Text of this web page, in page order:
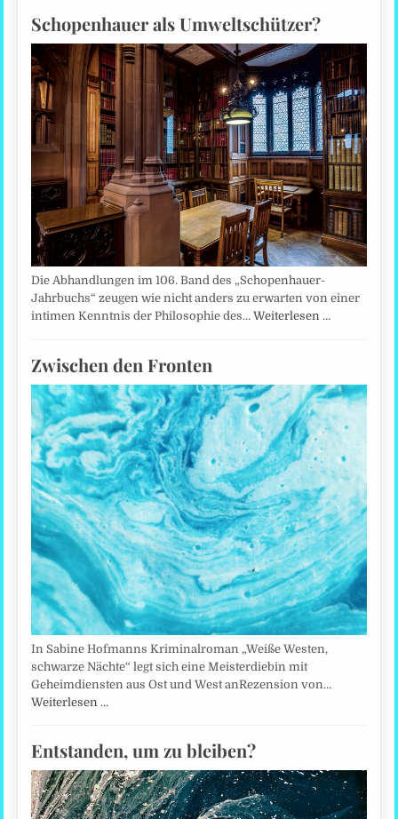
Schopenhauer als Umweltschützer?
Die Abhandlungen im 106. Band des „Schopenhauer-
Jahrbuchs“ zeugen wie nicht anders zu erwarten von einer
intimen Kenntnis der Philosophie des…Weiterlesen …
Zwischen den Fronten
In Sabine Hofmanns Kriminalroman „Weiße Westen,
schwarze Nächte“ legt sich eine Meisterdiebin mit
Geheimdiensten aus Ost und West anRezension von…
Weiterlesen …
Entstanden, um zu bleiben?